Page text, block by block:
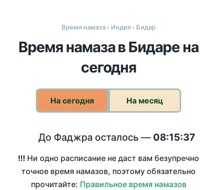
Время намаза › Индия › Бидар
Время намаза в Бидаре на
сегодня
На сегодня На месяц
До Фаджра осталось — 08:15:37
!!! Ни одно расписание не даст вам безупречно
точное время намазов, поэтому обязательно
прочитайте: Правильное время намазов